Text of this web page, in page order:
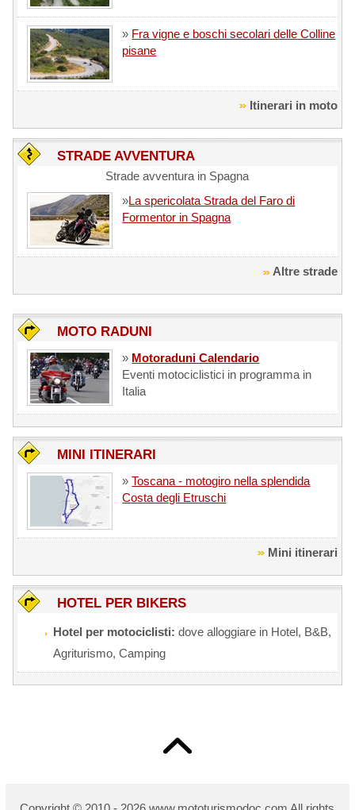
» Fra vigne e boschi secolari delle Colline
pisane
Itinerari in moto
STRADE AVVENTURA
Strade avventura in Spagna
»La spericolata Strada del Faro di
Formentor in Spagna
Altre strade
MOTO RADUNI
» Motoraduni Calendario
Eventi motociclistici in programma in
Italia
MINI ITINERARI
»Toscana - motogiro nella splendida
Costa degli Etruschi
Mini itinerari
HOTEL PER BIKERS
Hotel per motociclisti: dove alloggiare in Hotel, B&B,
Agriturismo, Camping